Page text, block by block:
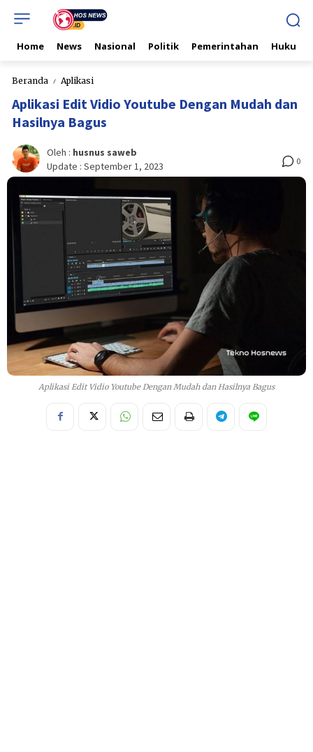
Home News Nasional Politik Pemerintahan Hukum
Beranda Aplikasi
Aplikasi Edit Vidio Youtube Dengan Mudah dan
Hasilnya Bagus
Oleh : husnus saweb
Update : September 1, 2023 0
Aplikasi Edit Vidio Youtube Dengan Mudah dan Hasilnya Bagus